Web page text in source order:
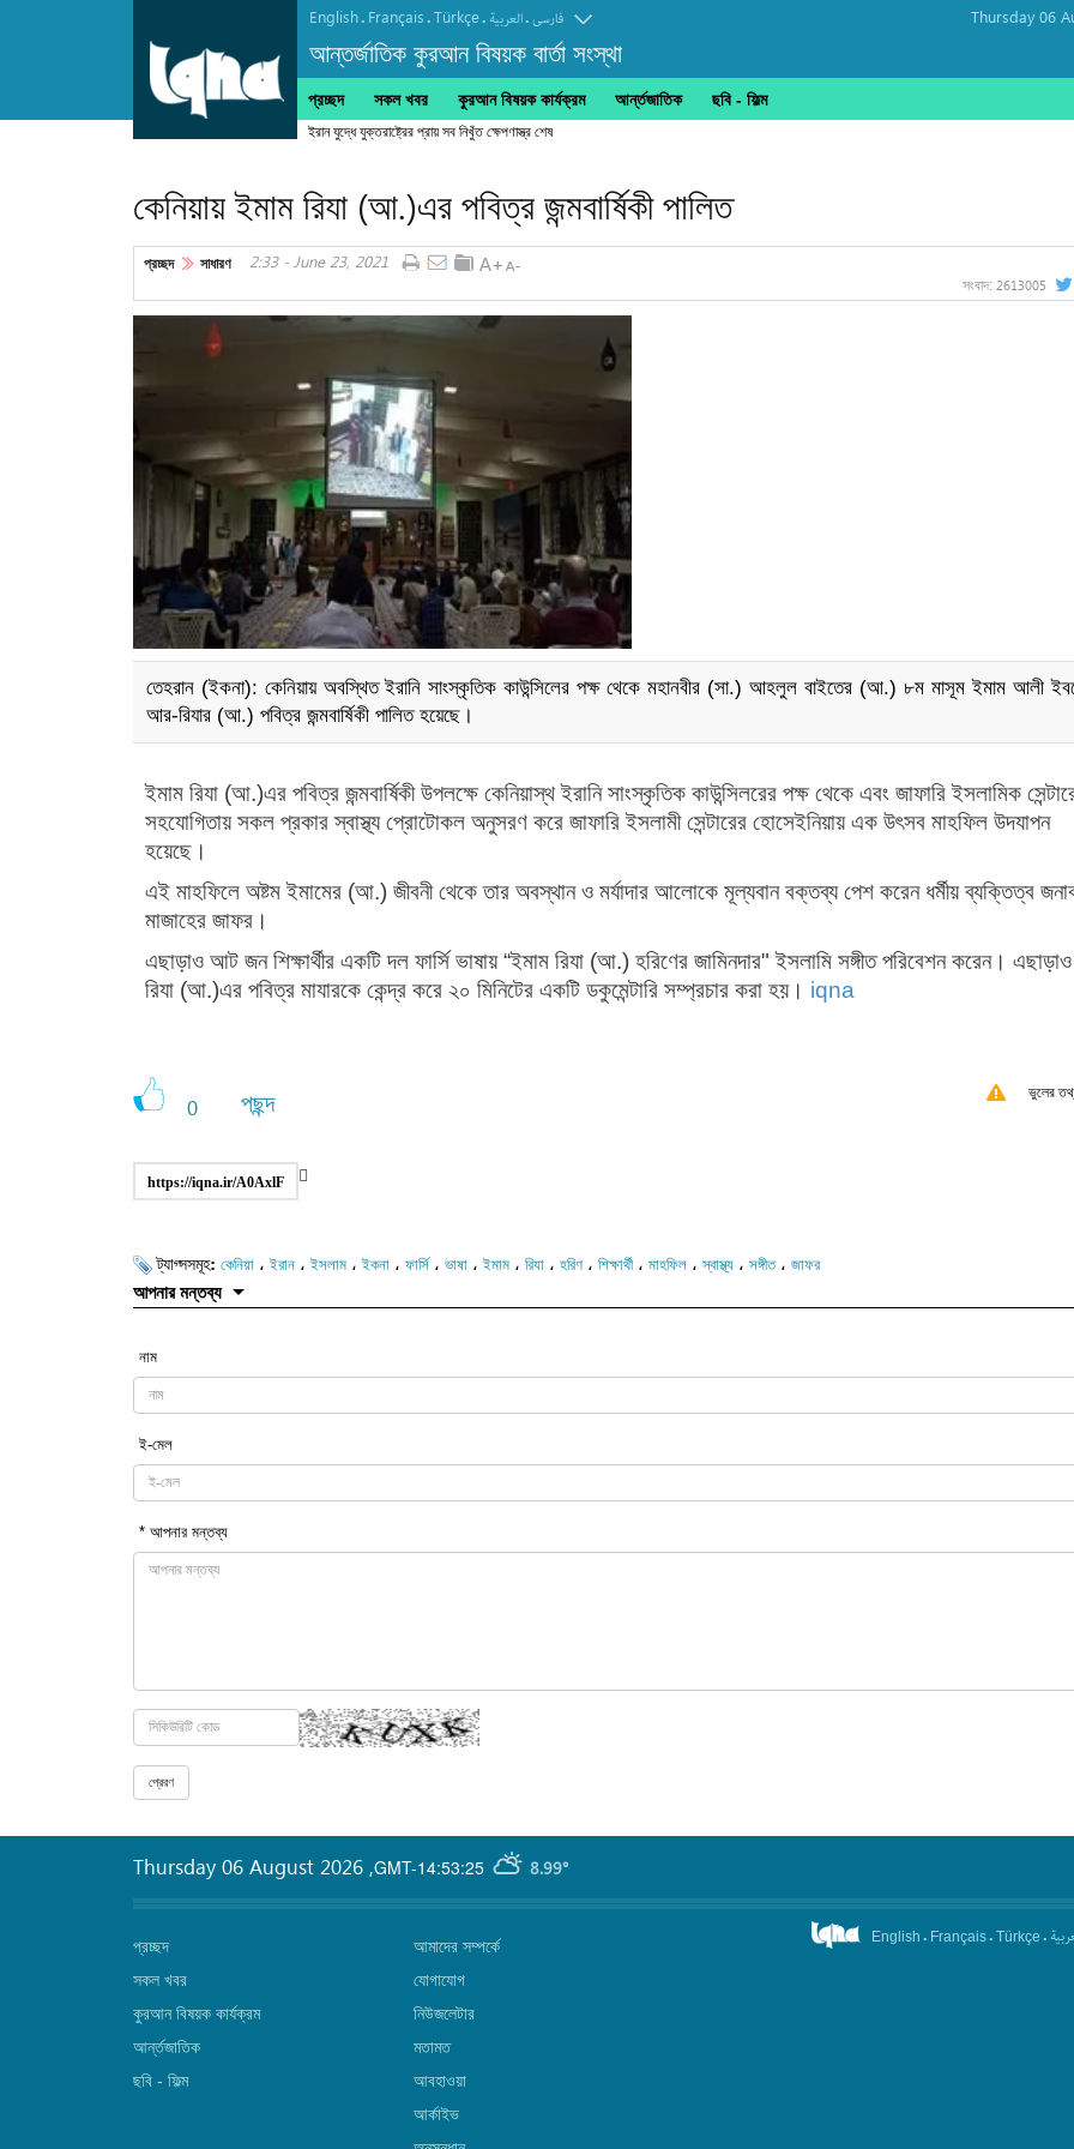
English. Français.Türkçe. العربیة.فارسی
আন্তর্জাতিক কুরআন বিষয়ক বার্তা সংস্থা
Thursday 06
প্রচ্ছদ সকল খবর কুরআন বিষয়ক কার্যক্রম আর্ন্তজাতিক ছবি‎ - ফিল্ম
ইরান যুদ্ধে যুক্তরাষ্ট্রের প্রায় সব নিখুঁত ক্ষেপণাস্ত্র শেষ
কেনিয়ায় ইমাম রিযা (আ.)এর পবিত্র জন্মবার্ষিকী পালিত
প্রচ্ছদ সাধারণ 2:33 - June 23, 2021
সংবাদ: 2613005
তেহরান (ইকনা): কেনিয়ায় অবস্থিত ইরানি সাংস্কৃতিক কাউন্সিলের পক্ষ থেকে মহানবীর (সা.) আহলুল বাইতের (আ.) ৮ম মাসূম ইমাম আলী
আর-রিযার (আ.) পবিত্র জন্মবার্ষিকী পালিত হয়েছে।
ইমাম রিযা (আ.)এর পবিত্র জন্মবার্ষিকী উপলক্ষে কেনিয়াস্থ ইরানি সাংস্কৃতিক কাউন্সিলরের পক্ষ থেকে এবং জাফারি ইসলামিক
সহযোগিতায় সকল প্রকার স্বাস্থ্য প্রোটোকল অনুসরণ করে জাফারি ইসলামী সেন্টারের হোসেইনিয়ায় এক উৎসব মাহফিল উদযাপন
হয়েছে।
এই মাহফিলে অষ্টম ইমামের (আ.) জীবনী থেকে তার অবস্থান ও মর্যাদার আলোকে মূল্যবান বক্তব্য পেশ করেন ধর্মীয় ব্যক্তিত্ব
মাজাহের জাফর।
এছাড়াও আট জন শিক্ষার্থীর একটি দল ফার্সি ভাষায় “ইমাম রিযা (আ.) হরিণের জামিনদার" ইসলামি সঙ্গীত পরিবেশন করেন।
রিযা (আ.)এর পবিত্র মাযারকে কেন্দ্র করে ২০ মিনিটের একটি ডকুমেন্টারি সম্প্রচার করা হয়। iqna
0 পছন্দ ভুলের
https://iqna.ir/A0AxlF
ট্যাগ্সসমূহ: কেনিয়া ،ইরান ،ইসলাম ،ইকনা ، ফার্সি، ভাষা ،ইমাম ، রিযা ، হরিণ ، শিক্ষার্থী، মাহফিল ،স্বাস্থ্য ، সঙ্গীত، জাফর
আপনার মন্তব্য
নাম
ই-মেল
* আপনার মন্তব্য
GMT-14:53:25 8.99°
Thursday 06 August 2026 ,
প্রচ্ছদ
সকল খবর
কুরআন বিষয়ক কার্যক্রম
আর্ন্তজাতিক
ছবি‎ - ফিল্ম
আমাদের সম্পর্কে
যোগাযোগ
নিউজলেটার
মতামত
আবহাওয়া
আর্কাইভ
English . Français. Türkçe .